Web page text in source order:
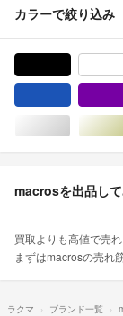
カラーで絞り込み
シルバ
macrosを出品し
買取よりも高値で売
まずはmacrosの売れ
ラクマ ブランド一覧